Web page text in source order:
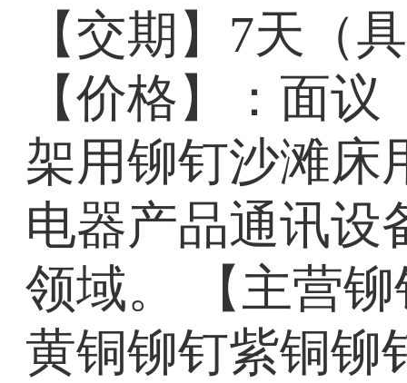
【交期】7天（
【价格】：面
架用铆钉沙滩床
电器产品通讯设
领域。 【主营
黄铜铆钉紫铜铆